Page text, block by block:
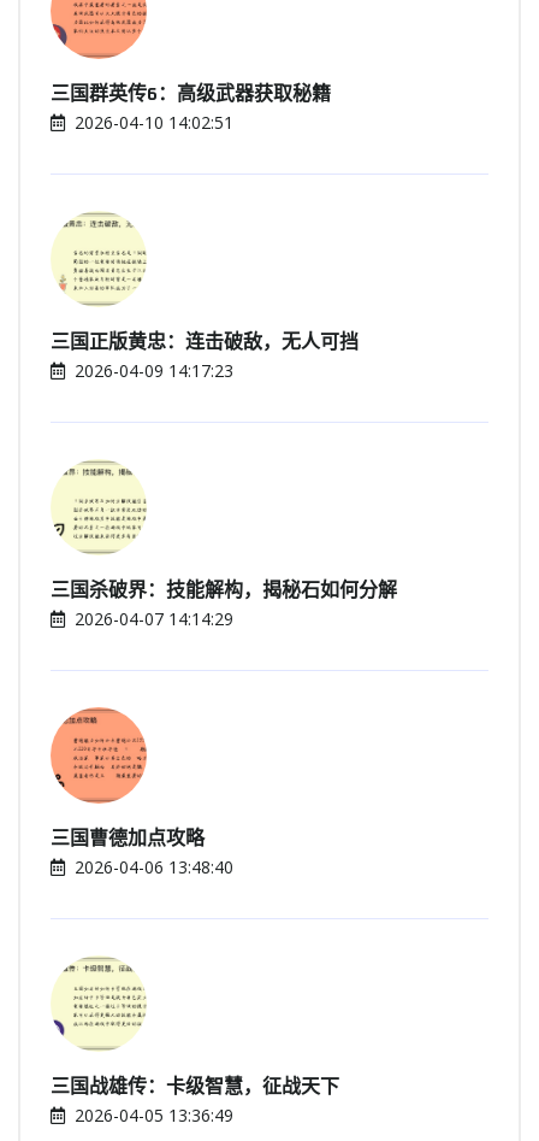
三国群英传6：高级武器获取秘籍
2026-04-10 14:02:51
三国正版黄忠：连击破敌，无人可挡
2026-04-09 14:17:23
三国杀破界：技能解构，揭秘石如何分解
2026-04-07 14:14:29
三国曹德加点攻略
2026-04-06 13:48:40
三国战雄传：卡级智慧，征战天下
2026-04-05 13:36:49